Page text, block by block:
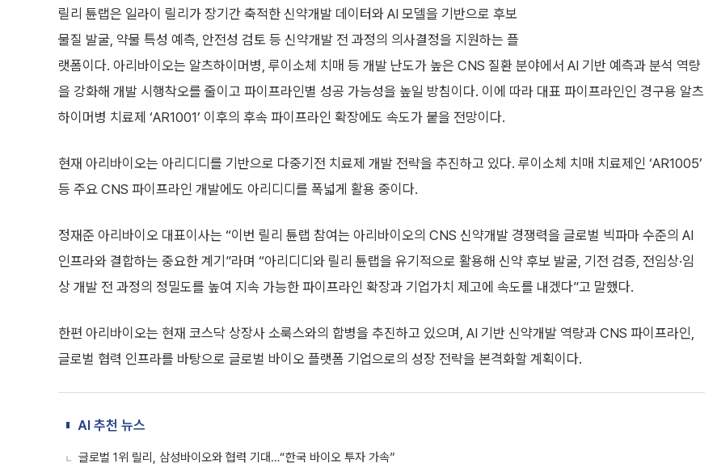
릴리 튠랩은 일라이 릴리가 장기간 축적한 신약개발 데이터와 AI 모델을 기반으로 후보
물질 발굴, 약물 특성 예측, 안전성 검토 등 신약개발 전 과정의 의사결정을 지원하는 플
랫폼이다. 아리바이오는 알츠하이머병, 루이소체 치매 등 개발 난도가 높은 CNS 질환 분야에서 AI 기반 예측과 분석 역량
을 강화해 개발 시행착오를 줄이고 파이프라인별 성공 가능성을 높일 방침이다. 이에 따라 대표 파이프라인인 경구용 알츠
하이머병 치료제 ‘AR1001’ 이후의 후속 파이프라인 확장에도 속도가 붙을 전망이다.
현재 아리바이오는 아리디디를 기반으로 다중기전 치료제 개발 전략을 추진하고 있다. 루이소체 치매 치료제인 ‘AR1005’
등 주요 CNS 파이프라인 개발에도 아리디디를 폭넓게 활용 중이다.
정재준 아리바이오 대표이사는 “이번 릴리 튠랩 참여는 아리바이오의 CNS 신약개발 경쟁력을 글로벌 빅파마 수준의 AI
인프라와 결합하는 중요한 계기”라며 “아리디디와 릴리 튠랩을 유기적으로 활용해 신약 후보 발굴, 기전 검증, 전임상·임
상 개발 전 과정의 정밀도를 높여 지속 가능한 파이프라인 확장과 기업가치 제고에 속도를 내겠다”고 말했다.
한편 아리바이오는 현재 코스닥 상장사 소룩스와의 합병을 추진하고 있으며, AI 기반 신약개발 역량과 CNS 파이프라인,
글로벌 협력 인프라를 바탕으로 글로벌 바이오 플랫폼 기업으로의 성장 전략을 본격화할 계획이다.
AI 추천 뉴스
글로벌 1위 릴리, 삼성바이오와 협력 기대…“한국 바이오 투자 가속”